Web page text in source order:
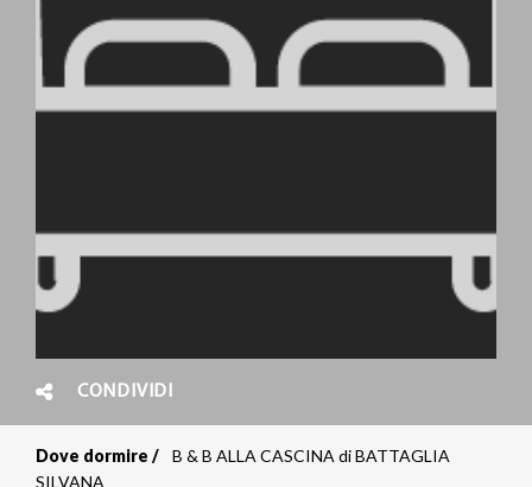
CONDIVIDI
Dove dormire
B & B ALLA CASCINA di BATTAGLIA
SILVANA